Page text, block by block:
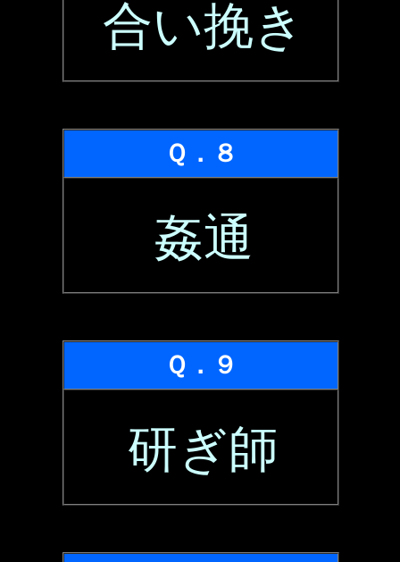
合い挽き
Ｑ．８
姦通
Ｑ．９
研ぎ師